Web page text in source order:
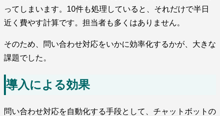
ってしまいます。10件も処理していると、それだけで半日
近く費やす計算です。担当者も多くはありません。
そのため、問い合わせ対応をいかに効率化するかが、大きな
課題でした。
導入による効果
問い合わせ対応を自動化する手段として、チャットボットの